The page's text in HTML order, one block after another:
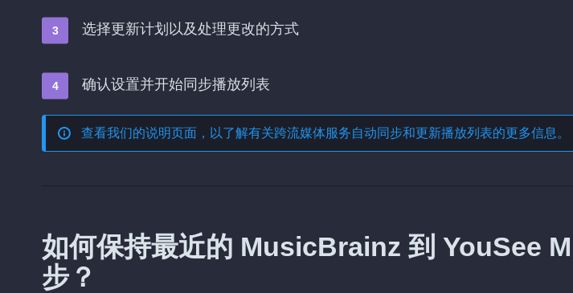
选择更新计划以及处理更改的方式
确认设置并开始同步播放列表
查看我们的说明页面，以了解有关跨流媒体服务自动同步和更新播放列表的更多信息。
如何保持最近的 MusicBrainz 到 YouSee
步？